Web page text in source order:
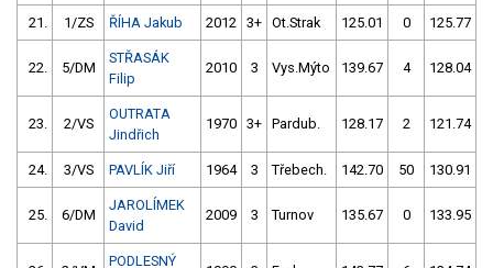
21. 1/ZS ŘÍHA Jakub 2012 3+ Ot.Strak 125.01 0 125.77
22. 5/DM
STŘASÁK
Filip
2010 3 Vys.Mýto 139.67 4 128.04
23. 2/VS
OUTRATA
Jindřich
1970 3+ Pardub. 128.17 2 121.74
24. 3/VS PAVLÍK Jiří 1964 3 Třebech. 142.70 50 130.91
25. 6/DM
JAROLÍMEK
David
2009 3 Turnov 135.67 0 133.95
PODLESNÝ